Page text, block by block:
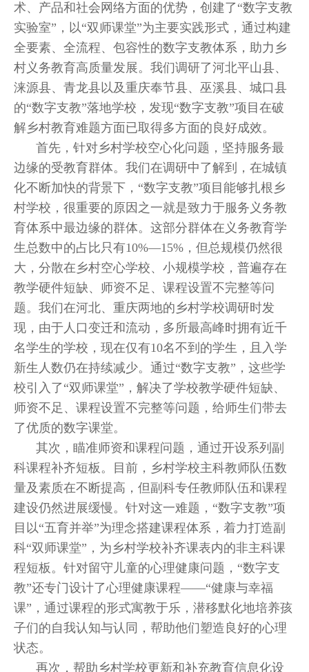
术、产品和社会网络方面的优势，创建了“数字支教
实验室”，以“双师课堂”为主要实践形式，通过构建
全要素、全流程、包容性的数字支教体系，助力乡
村义务教育高质量发展。我们调研了河北平山县、
涞源县、青龙县以及重庆奉节县、巫溪县、城口县
的“数字支教”落地学校，发现“数字支教”项目在破
解乡村教育难题方面已取得多方面的良好成效。
首先，针对乡村学校空心化问题，坚持服务最
边缘的受教育群体。我们在调研中了解到，在城镇
化不断加快的背景下，“数字支教”项目能够扎根乡
村学校，很重要的原因之一就是致力于服务义务教
育体系中最边缘的群体。这部分群体在义务教育学
生总数中的占比只有10%—15%，但总规模仍然很
大，分散在乡村空心学校、小规模学校，普遍存在
教学硬件短缺、师资不足、课程设置不完整等问
题。我们在河北、重庆两地的乡村学校调研时发
现，由于人口变迁和流动，多所最高峰时拥有近千
名学生的学校，现在仅有10名不到的学生，且入学
新生人数仍在持续减少。通过“数字支教”，这些学
校引入了“双师课堂”，解决了学校教学硬件短缺、
师资不足、课程设置不完整等问题，给师生们带去
了优质的数字课堂。
其次，瞄准师资和课程问题，通过开设系列副
科课程补齐短板。目前，乡村学校主科教师队伍数
量及素质在不断提高，但副科专任教师队伍和课程
建设仍然进展缓慢。针对这一难题，“数字支教”项
目以“五育并举”为理念搭建课程体系，着力打造副
科“双师课堂”，为乡村学校补齐课表内的非主科课
程短板。针对留守儿童的心理健康问题，“数字支
教”还专门设计了心理健康课程——“健康与幸福
课”，通过课程的形式寓教于乐，潜移默化地培养孩
子们的自我认知与认同，帮助他们塑造良好的心理
状态。
再次，帮助乡村学校更新和补充教育信息化设